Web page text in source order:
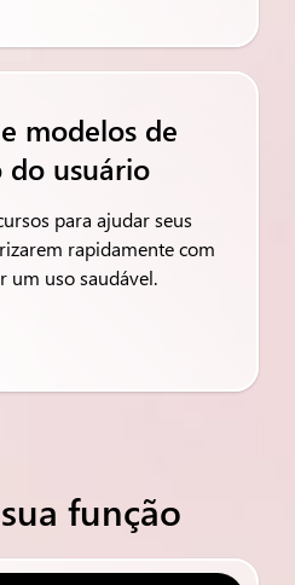
modelos de
do usuário
para ajudar seus
rapidamente com
um uso saudável.
função